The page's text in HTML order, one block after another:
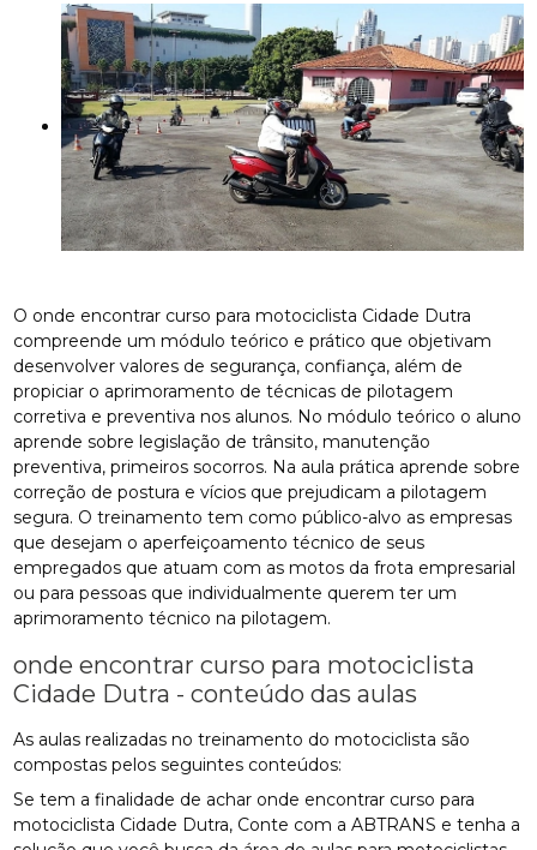
O onde encontrar curso para motociclista Cidade Dutra
compreende um módulo teórico e prático que objetivam
desenvolver valores de segurança, confiança, além de
propiciar o aprimoramento de técnicas de pilotagem
corretiva e preventiva nos alunos. No módulo teórico o aluno
aprende sobre legislação de trânsito, manutenção
preventiva, primeiros socorros. Na aula prática aprende sobre
correção de postura e vícios que prejudicam a pilotagem
segura. O treinamento tem como público-alvo as empresas
que desejam o aperfeiçoamento técnico de seus
empregados que atuam com as motos da frota empresarial
ou para pessoas que individualmente querem ter um
aprimoramento técnico na pilotagem.
onde encontrar curso para motociclista
Cidade Dutra - conteúdo das aulas
As aulas realizadas no treinamento do motociclista são
compostas pelos seguintes conteúdos:
Se tem a finalidade de achar onde encontrar curso para
motociclista Cidade Dutra, Conte com a ABTRANS e tenha a